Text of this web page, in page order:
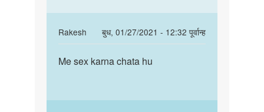
Rakesh
बुध, 01/27/2021 - 12:32 पूर्वान्ह
reply
to
ichchha
Me
chata
Me sex karna chata hu